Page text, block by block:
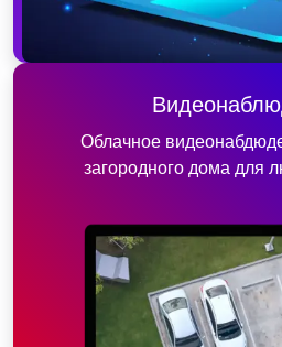
Облачное
загородного дома для